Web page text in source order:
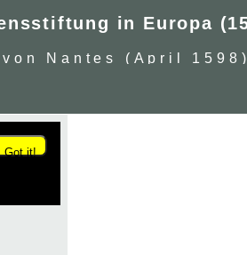
Nantes (April 1598)
Got it!